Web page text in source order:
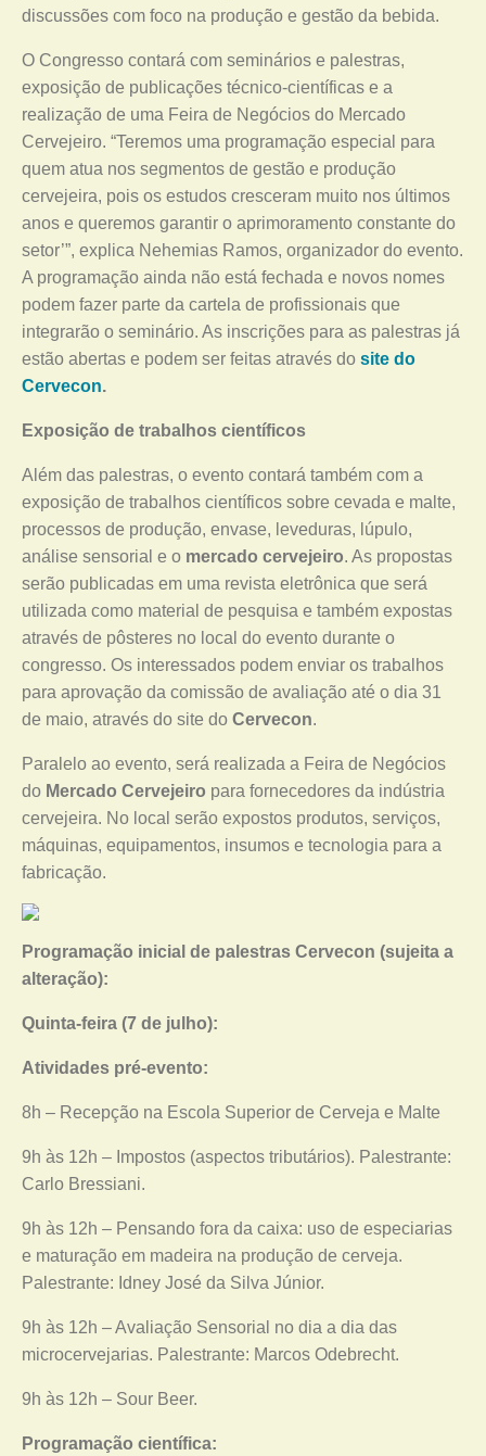
discussões com foco na produção e gestão da bebida.
O Congresso contará com seminários e palestras,
exposição de publicações técnico-científicas e a
realização de uma Feira de Negócios do Mercado
Cervejeiro. “Teremos uma programação especial para
quem atua nos segmentos de gestão e produção
cervejeira, pois os estudos cresceram muito nos últimos
anos e queremos garantir o aprimoramento constante do
setor’”, explica Nehemias Ramos, organizador do evento.
A programação ainda não está fechada e novos nomes
podem fazer parte da cartela de profissionais que
integrarão o seminário. As inscrições para as palestras já
estão abertas e podem ser feitas através do site do
Cervecon.
Exposição de trabalhos científicos
Além das palestras, o evento contará também com a
exposição de trabalhos científicos sobre cevada e malte,
processos de produção, envase, leveduras, lúpulo,
análise sensorial e o mercado cervejeiro. As propostas
serão publicadas em uma revista eletrônica que será
utilizada como material de pesquisa e também expostas
através de pôsteres no local do evento durante o
congresso. Os interessados podem enviar os trabalhos
para aprovação da comissão de avaliação até o dia 31
de maio, através do site do Cervecon.
Paralelo ao evento, será realizada a Feira de Negócios
do Mercado Cervejeiro para fornecedores da indústria
cervejeira. No local serão expostos produtos, serviços,
máquinas, equipamentos, insumos e tecnologia para a
fabricação.
Programação inicial de palestras Cervecon (sujeita a
alteração):
Quinta-feira (7 de julho):
Atividades pré-evento:
8h – Recepção na Escola Superior de Cerveja e Malte
9h às 12h – Impostos (aspectos tributários). Palestrante:
Carlo Bressiani.
9h às 12h – Pensando fora da caixa: uso de especiarias
e maturação em madeira na produção de cerveja.
Palestrante: Idney José da Silva Júnior.
9h às 12h – Avaliação Sensorial no dia a dia das
microcervejarias. Palestrante: Marcos Odebrecht.
9h às 12h – Sour Beer.
Programação científica: